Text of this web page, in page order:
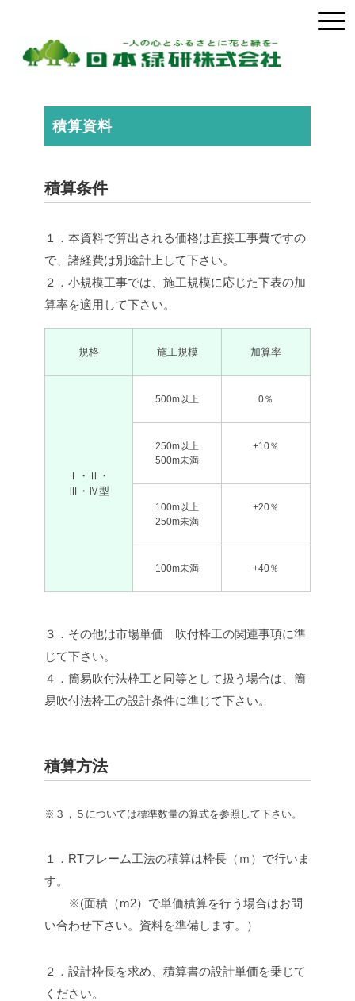
積算資料
積算条件
１．本資料で算出される価格は直接工事費ですの
で、諸経費は別途計上して下さい。
２．小規模工事では、施工規模に応じた下表の加
算率を適用して下さい。
規格 施工規模 加算率
Ⅰ・Ⅱ・
Ⅲ・Ⅳ型
500m以上 0％
250m以上
500m未満
+10％
100m以上
250m未満
+20％
100m未満 +40％
３．その他は市場単価 吹付枠工の関連事項に準
じて下さい。
４．簡易吹付法枠工と同等として扱う場合は、簡
易吹付法枠工の設計条件に準じて下さい。
積算方法
※３，５については標準数量の算式を参照して下さい。
１．RTフレーム工法の積算は枠長（ｍ）で行いま
す。
※(面積（m2）で単価積算を行う場合はお問
い合わせ下さい。資料を準備します。）
２．設計枠長を求め、積算書の設計単価を乗じて
ください。